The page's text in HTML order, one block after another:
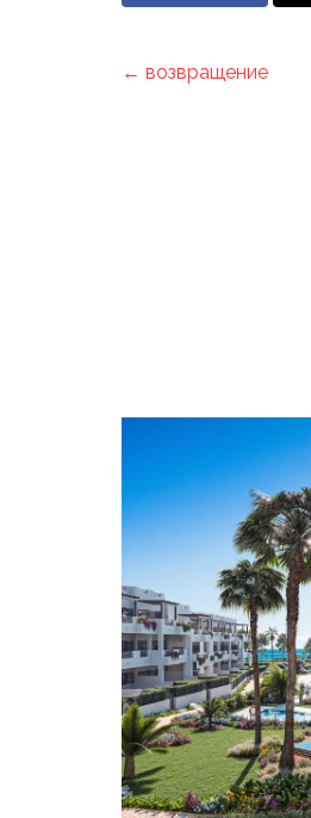
← возвращение